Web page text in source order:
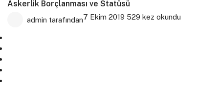
Askerlik Borçlanması ve Statüsü
admin tarafından7 Ekim 2019 529 kez okundu